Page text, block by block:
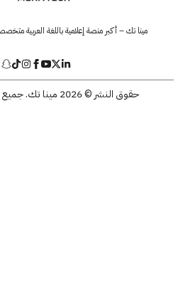
مينا تك – أكبر منصة إعلامية باللغة العربية
حقوق النشر © 2026 مينا تك. جميع الحقوق محفوظة.